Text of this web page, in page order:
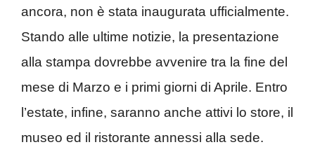
ancora, non è stata inaugurata ufficialmente.
Stando alle ultime notizie, la presentazione
alla stampa dovrebbe avvenire tra la fine del
mese di Marzo e i primi giorni di Aprile. Entro
l’estate, infine, saranno anche attivi lo store, il
museo ed il ristorante annessi alla sede.